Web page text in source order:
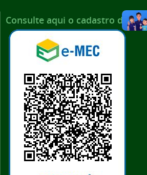
Consulte aqui o cadastro do